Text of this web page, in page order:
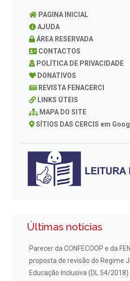
PAGINA INICIAL
AJUDA
ÁREA RESERVADA
CONTACTOS
POLÍTICA DE PRIVACIDADE
DONATIVOS
REVISTA FENACERCI
LINKS ÚTEIS
MAPA DO SITE
SÍTIOS DAS CERCIS em
Últimas notícias
Parecer da CONFECOOP e da
proposta de revisão do Regime
Educação Inclusiva (DL 54/2018)